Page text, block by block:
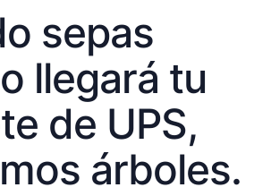
sepas
llegará tu
de UPS,
árboles.